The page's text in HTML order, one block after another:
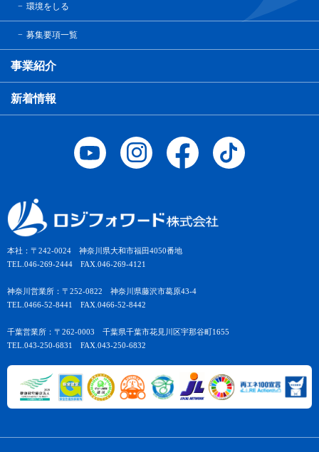
本社：〒242-0024 神奈川県大和市福田4050番地
TEL.046-269-2444 FAX.046-269-4121
神奈川営業所：〒252-0822 神奈川県藤沢市葛原43-4
TEL.0466-52-8441 FAX.0466-52-8442
千葉営業所：〒262-0003 千葉県千葉市花見川区宇那谷町1655
TEL.043-250-6831 FAX.043-250-6832
環境をしる
募集要項一覧
事業紹介
新着情報